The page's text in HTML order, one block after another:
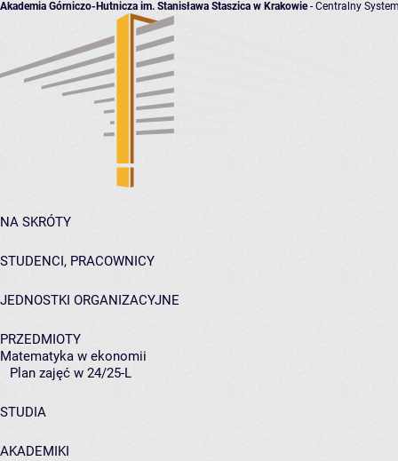
Akademia Górniczo-Hutnicza im. Stanisława Staszica w Krakowie- Centralny
NA SKRÓTY
STUDENCI, PRACOWNICY
JEDNOSTKI ORGANIZACYJNE
PRZEDMIOTY
Matematyka w ekonomii
Plan zajęć w 24/25-L
STUDIA
AKADEMIKI